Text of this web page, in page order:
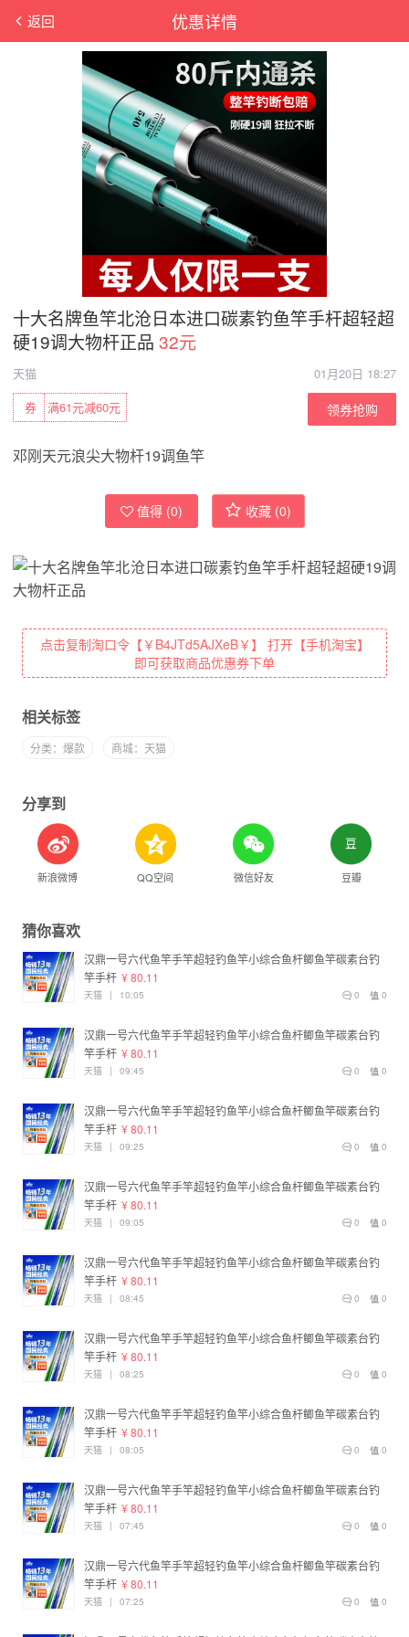
优惠详情
返回
十大名牌鱼竿北沧日本进口碳素钓鱼竿手杆超轻超
硬19调大物杆正品 32元
天猫
01月20日 18:27
满61元减60元
券 领券抢购
邓刚天元浪尖大物杆19调鱼竿
值得 (0) 收藏 (0)
点击复制淘口令【￥B4JTd5AJXeB￥】 打开【手机淘宝】
即可获取商品优惠券下单
相关标签
分类：爆款 商城：天猫
分享到
新浪微博 QQ空间 微信好友 豆瓣
猜你喜欢
汉鼎一号六代鱼竿手竿超轻钓鱼竿小综合鱼杆鲫鱼竿碳素台钓
竿手杆 ¥ 80.11
0
0
天猫 | 10:05
汉鼎一号六代鱼竿手竿超轻钓鱼竿小综合鱼杆鲫鱼竿碳素台钓
竿手杆 ¥ 80.11
0
0
天猫 | 09:45
汉鼎一号六代鱼竿手竿超轻钓鱼竿小综合鱼杆鲫鱼竿碳素台钓
竿手杆 ¥ 80.11
0
0
天猫 | 09:25
汉鼎一号六代鱼竿手竿超轻钓鱼竿小综合鱼杆鲫鱼竿碳素台钓
竿手杆 ¥ 80.11
0
0
天猫 | 09:05
汉鼎一号六代鱼竿手竿超轻钓鱼竿小综合鱼杆鲫鱼竿碳素台钓
竿手杆 ¥ 80.11
0
0
天猫 | 08:45
汉鼎一号六代鱼竿手竿超轻钓鱼竿小综合鱼杆鲫鱼竿碳素台钓
竿手杆 ¥ 80.11
0
0
天猫 | 08:25
汉鼎一号六代鱼竿手竿超轻钓鱼竿小综合鱼杆鲫鱼竿碳素台钓
竿手杆 ¥ 80.11
0
0
天猫 | 08:05
汉鼎一号六代鱼竿手竿超轻钓鱼竿小综合鱼杆鲫鱼竿碳素台钓
竿手杆 ¥ 80.11
0
0
天猫 | 07:45
汉鼎一号六代鱼竿手竿超轻钓鱼竿小综合鱼杆鲫鱼竿碳素台钓
竿手杆 ¥ 80.11
0
0
天猫 | 07:25